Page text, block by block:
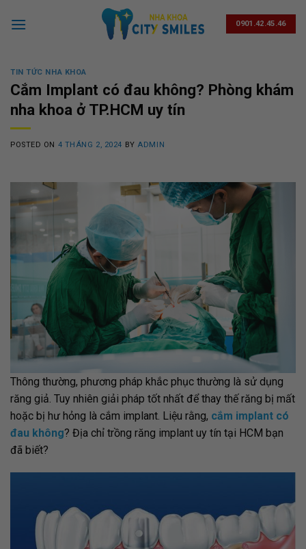
0901.42.45.46
TIN TỨC NHA KHOA
Cắm Implant có đau không? Phòng khám
nha khoa ở TP.HCM uy tín
POSTED ON 4 THÁNG 2, 2024 BY ADMIN
Thông thường, phương pháp khắc phục thường là sử dụng
răng giả. Tuy nhiên giải pháp tốt nhất để thay thế răng bị mất
hoặc bị hư hỏng là cắm implant. Liệu rằng, cắm implant có
đau không? Địa chỉ trồng răng implant uy tín tại HCM bạn
đã biết?